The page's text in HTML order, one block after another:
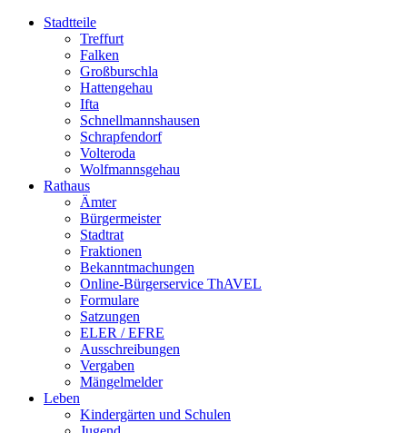
Stadtteile
Treffurt
Falken
Großburschla
Hattengehau
Ifta
Schnellmannshausen
Schrapfendorf
Volteroda
Wolfmannsgehau
Rathaus
Ämter
Bürgermeister
Stadtrat
Fraktionen
Bekanntmachungen
Online-Bürgerservice ThAVEL
Formulare
Satzungen
ELER / EFRE
Ausschreibungen
Vergaben
Mängelmelder
Leben
Kindergärten und Schulen